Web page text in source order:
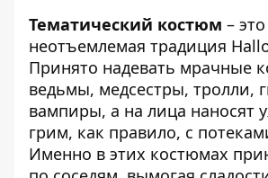
Тематический костюм – это
неотъемлемая традиция
Принято надевать мрачные
ведьмы, медсестры, тролли,
вампиры, а на лица наносят
грим, как правило, с
Именно в этих костюмах